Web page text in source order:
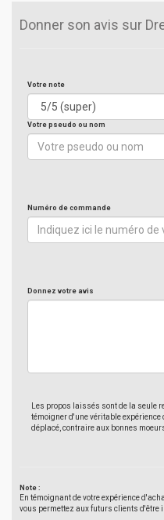
Donner son avis sur
Votre note
Votre pseudo ou nom
Numéro de commande
Donnez votre avis
Les propos laissés sont de la seule
témoigner d'une véritable
déplacé, contraire aux bonnes
Note :
En témoignant de votre expérience
vous permettez aux futurs clients d'être